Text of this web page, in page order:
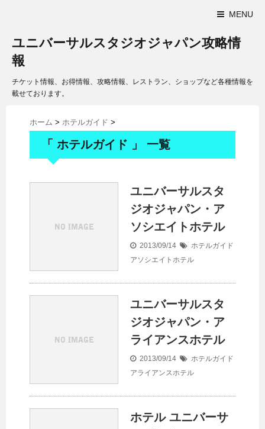
MENU
ユニバーサルスタジオジャパン攻略情
報
チケット情報、お得情報、攻略情報、レストラン、ショップなど各種情報を
載せております。
ホーム > ホテルガイド >
「 ホテルガイド 」 一覧
ユニバーサルスタ
ジオジャパン・ア
ソシエイトホテル
2013/09/14
ホテルガイド
アソシエイトホテル
ユニバーサルスタ
ジオジャパン・ア
ライアンスホテル
2013/09/14
ホテルガイド
アライアンスホテル
ホテル ユニバーサ